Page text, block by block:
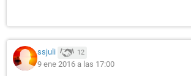
ssjuli 12
9 ene 2016 a las 17:00